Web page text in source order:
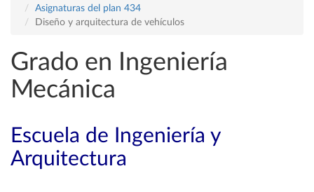
Asignaturas del plan 434
Diseño y arquitectura de vehículos
Grado en Ingeniería
Mecánica
Escuela de Ingeniería y
Arquitectura